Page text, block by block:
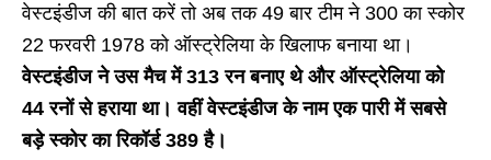
वेस्टइंडीज की बात करें तो अब तक 49 बार टीम ने 300 का स्कोर
22 फरवरी 1978 को ऑस्ट्रेलिया के खिलाफ बनाया था।
वेस्टइंडीज ने उस मैच में 313 रन बनाए थे और ऑस्ट्रेलिया को
44 रनों से हराया था। वहीं वेस्टइंडीज के नाम एक पारी में सबसे
बड़े स्कोर का रिकॉर्ड 389 है।